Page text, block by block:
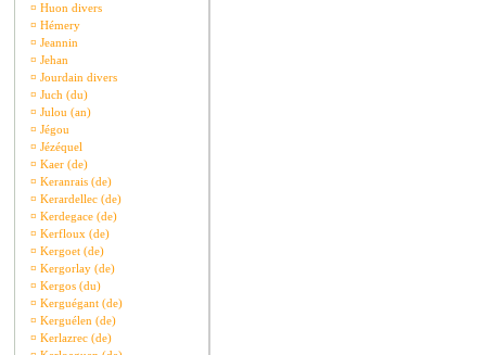
¤ Huon divers
¤ Hémery
¤ Jeannin
¤ Jehan
¤ Jourdain divers
¤ Juch (du)
¤ Julou (an)
¤ Jégou
¤ Jézéquel
¤ Kaer (de)
¤ Keranrais (de)
¤ Kerardellec (de)
¤ Kerdegace (de)
¤ Kerfloux (de)
¤ Kergoet (de)
¤ Kergorlay (de)
¤ Kergos (du)
¤ Kerguégant (de)
¤ Kerguélen (de)
¤ Kerlazrec (de)